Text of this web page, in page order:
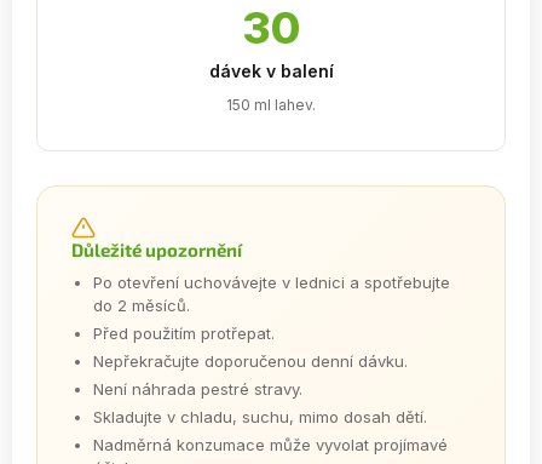
30
dávek v balení
150 ml lahev.
Důležité upozornění
Po otevření uchovávejte v lednici a spotřebujte
do 2 měsíců.
Před použitím protřepat.
Nepřekračujte doporučenou denní dávku.
Není náhrada pestré stravy.
Skladujte v chladu, suchu, mimo dosah dětí.
Nadměrná konzumace může vyvolat projímavé